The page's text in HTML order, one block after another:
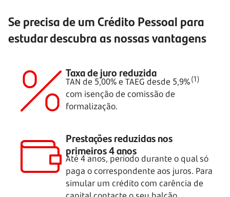
Se precisa de um Crédito Pessoal para
estudar descubra as nossas vantagens
Taxa de juro reduzida
TAN de 5,00% e TAEG desde 5,9%(1)
com isenção de comissão de
formalização.
Prestações reduzidas nos
primeiros4 anos
Até 4 anos, período durante o qual só
paga o correspondente aos juros. Para
simular um crédito com carência de